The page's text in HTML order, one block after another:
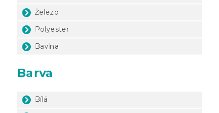
Železo
Polyester
Bavlna
Barva
Bílá